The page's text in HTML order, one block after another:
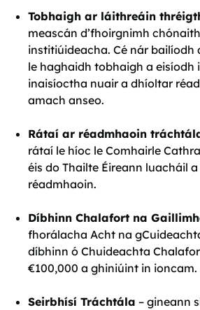
Tobhaigh ar láithreáin
meascán d’fhoirgnimh
institiúideacha. Cé nár bailíodh
le haghaidh tobhaigh a eisíodh
inaisíoctha nuair a dhíoltar
amach anseo.
Rátaí ar réadmhaoin
rátaí le híoc le Comhairle
éis do Thailte Éireann luacháil
réadmhaoin.
Díbhinn Chalafort na
fhorálacha Acht na
díbhinn ó Chuideachta
€100,000 a ghiniúint in ioncam.
Seirbhísí Tráchtála – gineann